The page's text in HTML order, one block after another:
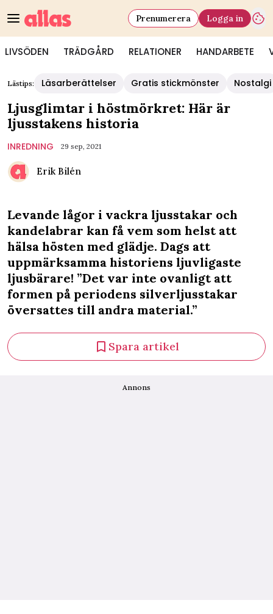
LIVSÖDEN TRÄDGÅRD RELATIONER HANDARBETE
Prenumerera Logga in
Lästips: Läsarberättelser Gratis stickmönster Nostalgi
Ljusglimtar i höstmörkret: Här är
ljusstakens historia
INREDNING 29 sep, 2021
Erik Bilén
Levande lågor i vackra ljusstakar och
kandelabrar kan få vem som helst att
hälsa hösten med glädje. Dags att
uppmärksamma historiens ljuvligaste
ljusbärare! ”Det var inte ovanligt att
formen på periodens silverljusstakar
översattes till andra material.”
Spara artikel
Annons